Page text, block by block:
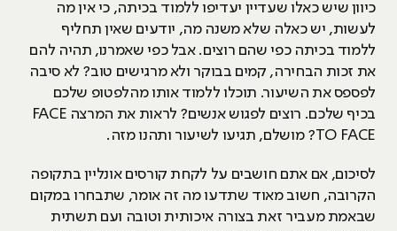
כיוון שיש כאלו שעדיין יעדיפו ללמוד בכיתה, כי אין מה
לעשות, יש כאלה שלא משנה מה, יודעים שאין תחליף
ללמוד בכיתה כפי שהם רוצים. אבל כפי שאמרנו, תהיה להם
את זכות הבחירה, קמים בבוקר ולא מרגישים טוב? לא סיבה
לפספס את השיעור. תוכלו ללמוד אותו מהלפטופ שלכם
בכיף שלכם. רוצים לפגוש אנשים? לראות את המרצה FACE
TO FACE? מושלם, תגיעו לשיעור ותהנו מזה.
לסיכום, אם אתם חושבים על לקחת קורסים אונליין בתקופה
הקרובה, חשוב מאוד שתדעו מה זה אומר, שתבחרו במקום
שבאמת מעביר זאת בצורה איכותית וטובה ועם תשתית